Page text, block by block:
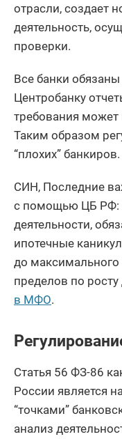
отрасли, создает
деятельность,
проверки.
Все банки
Центробанку
требования может
Таким образом
“плохих” банкиров.
СИН, Последние
с помощью ЦБ РФ:
деятельности,
ипотечные
до максимального
пределов по росту
в МФО.
Статья 56 ФЗ-86
России является
“точками”
анализ